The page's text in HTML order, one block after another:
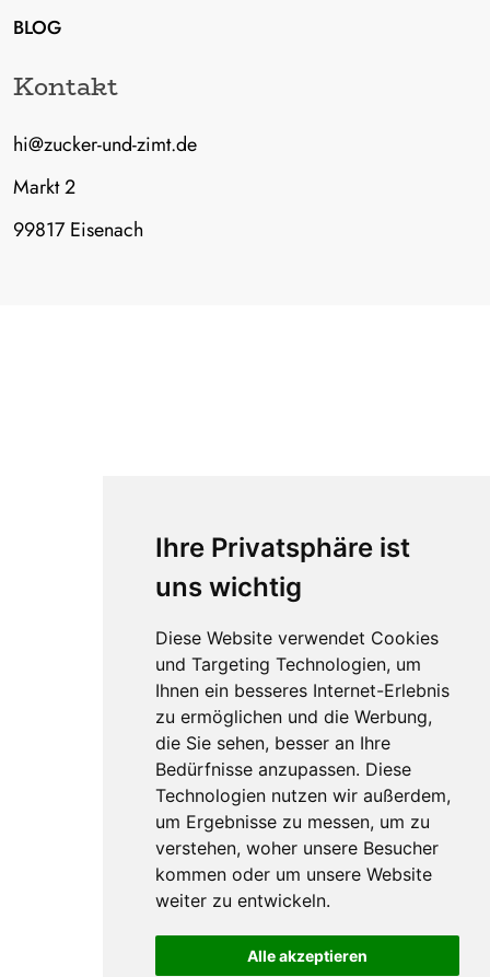
Ihre Privatsphäre ist
uns wichtig
Diese Website verwendet Cookies
und Targeting Technologien, um
Ihnen ein besseres Internet-Erlebnis
zu ermöglichen und die Werbung,
die Sie sehen, besser an Ihre
Bedürfnisse anzupassen. Diese
Technologien nutzen wir außerdem,
um Ergebnisse zu messen, um zu
verstehen, woher unsere Besucher
kommen oder um unsere Website
weiter zu entwickeln.
Alle akzeptieren
BLOG
Kontakt
hi@zucker-und-zimt.de
Markt 2
99817 Eisenach